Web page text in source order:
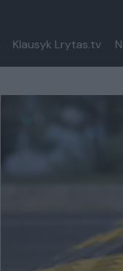
Klausyk Lrytas.tv